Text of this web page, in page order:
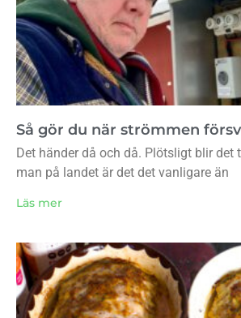
Så gör du när strömmen
Det händer då och då. Plötsligt blir det
man på landet är det det vanligare än
Läs mer